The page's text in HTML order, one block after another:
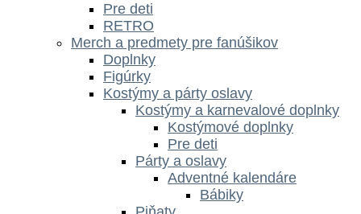
Pre deti
RETRO
Merch a predmety pre fanúšikov
Doplnky
Figúrky
Kostýmy a párty oslavy
Kostýmy a karnevalové doplnky
Kostýmové doplnky
Pre deti
Párty a oslavy
Adventné kalendáre
Bábiky